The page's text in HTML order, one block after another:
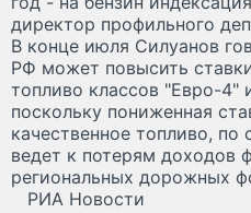
директор профильного
В конце июля Силуанов
РФ может повысить
топливо классов "Евро-4"
поскольку пониженная
качественное топливо,
ведет к потерям доходов
региональных дорожных
РИА Новости